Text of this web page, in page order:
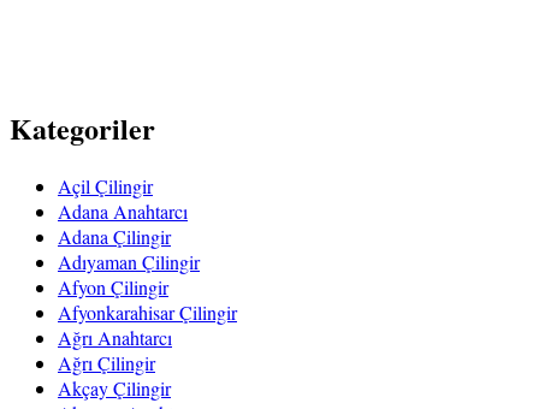
Kategoriler
Açil Çilingir
Adana Anahtarcı
Adana Çilingir
Adıyaman Çilingir
Afyon Çilingir
Afyonkarahisar Çilingir
Ağrı Anahtarcı
Ağrı Çilingir
Akçay Çilingir